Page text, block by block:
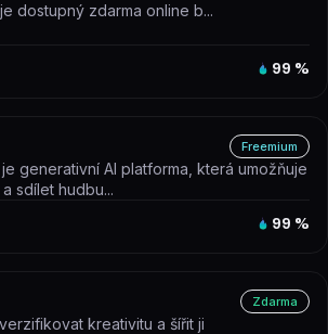
dostupný zdarma online b...
99 %
Freemium
generativní AI platforma, která umožňuje
sdílet hudbu...
99 %
Zdarma
kreativitu a šířit ji